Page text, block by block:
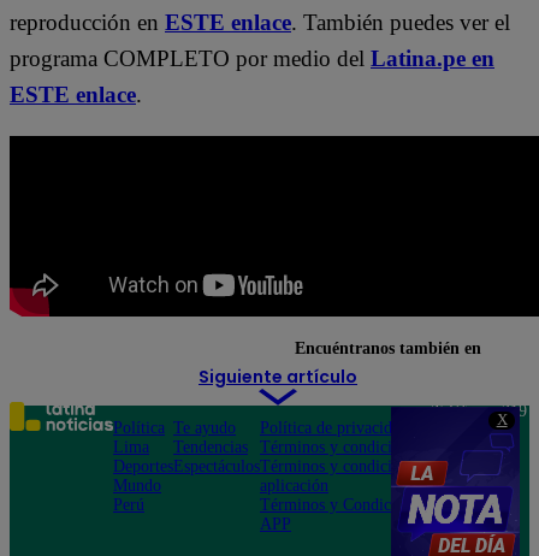
X
reproducción en ESTE enlace. También puedes ver el
programa COMPLETO por medio del Latina.pe en
ESTE enlace.
Siguiente artículo
Encuéntranos también en
Política
Lima
Deportes
Mundo
Perú
Te ayudo
Tendencias
Espectáculos
Política de privacidad
Términos y condiciones
Términos y condiciones
aplicación
Términos y Condiciones
APP
Teléfono: 219
Av. San
Felipe 968
Jesús María